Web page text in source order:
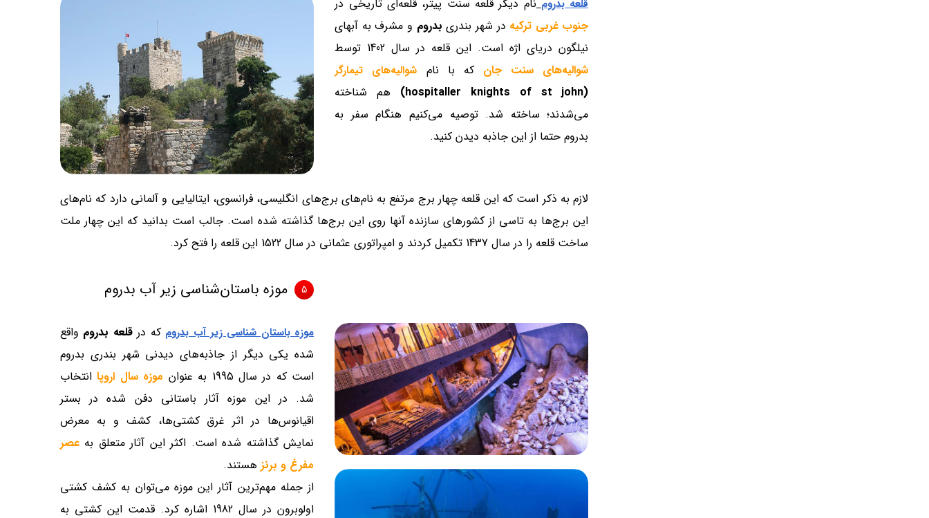
قلعه بدروم نام دیگر قلعه سنت پیتر، قلعه‌ای تاریخی در
جنوب غربی ترکیه در شهر بندری بدروم و مشرف به آبهای
نیلگون دریای اژه است. این قلعه در سال 1402 توسط
شوالیه‌های سنت جان که با نام شوالیه‌های تیمارگر
(hospitaller knights of st john)
هم شناخته
می‌شدند؛ ساخته شد. توصیه می‌کنیم هنگام سفر به
بدروم حتما از این جاذبه دیدن کنید.
لازم به ذکر است که این قلعه چهار برج مرتفع به نام‌های برج‌‌های انگلیسی، فرانسوی، ایتالیایی و آلمانی دارد که نام‌های
این برج‌ها به تاسی از کشورهای سازنده آنها روی این برج‌ها گذاشته شده است. جالب است بدانید که این چهار ملت
ساخت قلعه را در سال 1437 تکمیل کردند و امپراتوری عثمانی در سال 1522 این قلعه را فتح کرد.
5 موزه باستان‌شناسی زیر آب بدروم
موزه باستان شناسی زیر آب بدروم که درقلعه بدروم واقع
شده یکی دیگر از جاذبه‌های دیدنی شهر بندری بدروم
است که در سال 1995 به عنوان
موزه سال اروپاانتخاب
شد. در این موزه آثار باستانی دفن شده در بستر
اقیانوس‌ها در اثر غرق کشتی‌ها، کشف و به معرض
نمایش گذاشته شده است. اکثر این آثار متعلق به عصر
مفرغ و برنز هستند.
از جمله مهم‌ترین آثار این موزه می‌توان به کشف کشتی
اولوبرون در سال 1982 اشاره کرد. قدمت این کشتی به